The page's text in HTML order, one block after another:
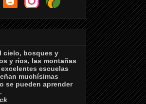
cielo, bosques y
y ríos, las montañas
escuelas
muchísimas
se pueden aprender